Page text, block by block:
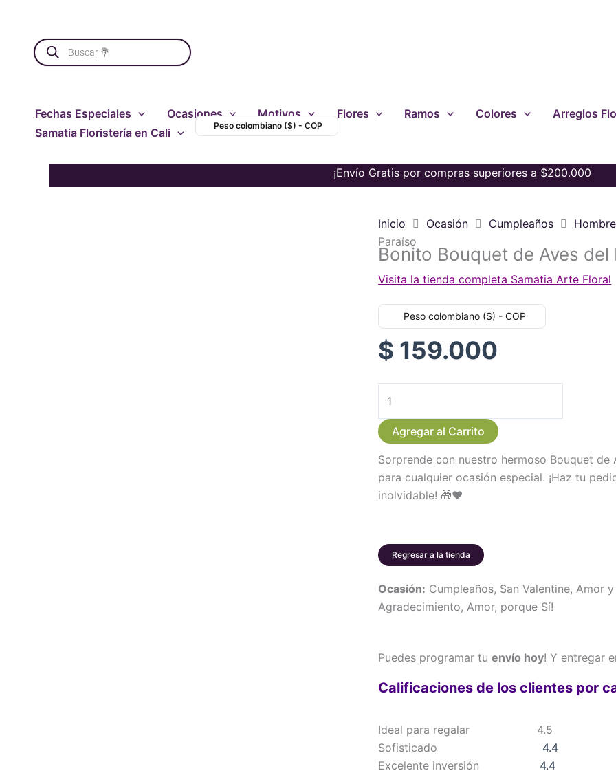
contenidoBúsqueda
de
productos
Fechas Especiales Ocasiones Motivos Flores Ramos Colores
Arreglos
Samatia Floristería en Cali
Peso colombiano ($) - COP
¡Envío Gratis por compras superiores a $200.000
Inicio Ocasión Cumpleaños
Hombre
Paraíso
Bonito Bouquet de Aves del
Visita la tienda completa Samatia Arte Floral
Peso colombiano ($) - COP
$ 159.000
Bonito
Bouquet
de
Aves
del
Paraíso
Agregar al Carrito
Sorprende con nuestro hermoso Bouquet de
para cualquier ocasión especial. ¡Haz tu
inolvidable! 🎁❤️
Regresar a la tienda
Ocasión: Cumpleaños, San Valentine, Amor
Agradecimiento, Amor, porque Sí!
Puedes programar tuenvío hoy! Y entregar
Calificaciones de los clientes por
Ideal para regalar
4.5
Sofisticado
4.4
Excelente inversión
4.4